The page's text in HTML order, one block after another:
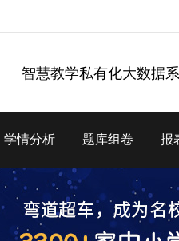
智慧教学私有化大数据
学情分析 题库组卷 报